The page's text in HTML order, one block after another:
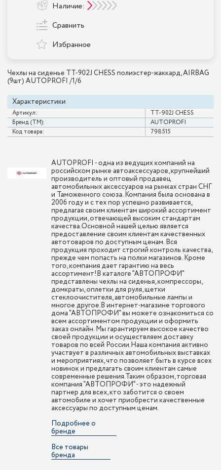
Чехлы на сиденье TT-902J CHESS полиэстер-жаккард, AIRBAG
(9шт) AUTOPROFI /1/6
Характеристики
Артикул:
TT-902J CHESS
Бренд (ТМ):
AUTOPROFI
Код товара:
798515
Наличие:
Сравнить
Избранное
AUTOPROFI - одна из ведущих компаний на
российском рынке автоаксессуаров, крупнейший
производитель и оптовый продавец
автомобильных аксессуаров на рынках стран СНГ
и Таможенного союза. Компания была основана в
2006 году и с тех пор успешно развивается,
предлагая своим клиентам широкий ассортимент
продукции, отвечающей высоким стандартам
качества.Основной нашей целью является
предоставление своим клиентам качественных
автотоваров по доступным ценам. Вся
продукция проходит строгий контроль качества,
прежде чем попасть на полки магазинов. Кроме
того, компания дает гарантию на весь
ассортимент!В каталоге "АВТОПРОФИ"
представлены чехлы на сиденья, компрессоры,
домкраты, оплетки для руля, щетки
стеклоочистителя, автомобильные лампы и
многое другое.В интернет-магазине торгового
дома "АВТОПРОФИ" вы можете ознакомиться со
всем ассортиментом продукции и оформить
заказ онлайн. Мы гарантируем высокое качество
своей продукции и осуществляем доставку
товаров по всей России.Наша компания активно
участвует в различных автомобильных выставках
и мероприятиях, что позволяет быть в курсе всех
новинок и предлагать своим клиентам самые
современные решения.Таким образом, торговая
компания "АВТОПРОФИ" - это надежный
партнер для всех, кто заботится о своем
автомобиле и хочет приобрести качественные
аксессуары по доступным ценам.
Подробнее о
бренде
Все товары
бренда